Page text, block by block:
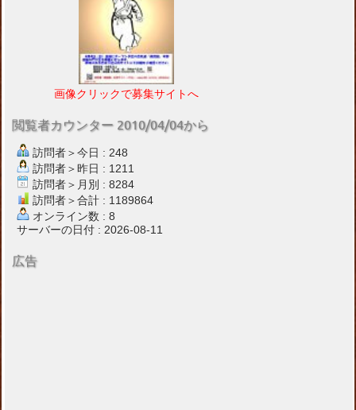
画像クリックで募集サイトへ
閲覧者カウンター 2010/04/04から
訪問者＞今日 : 248
訪問者＞昨日 : 1211
訪問者＞月別 : 8284
訪問者＞合計 : 1189864
オンライン数 : 8
サーバーの日付 : 2026-08-11
広告